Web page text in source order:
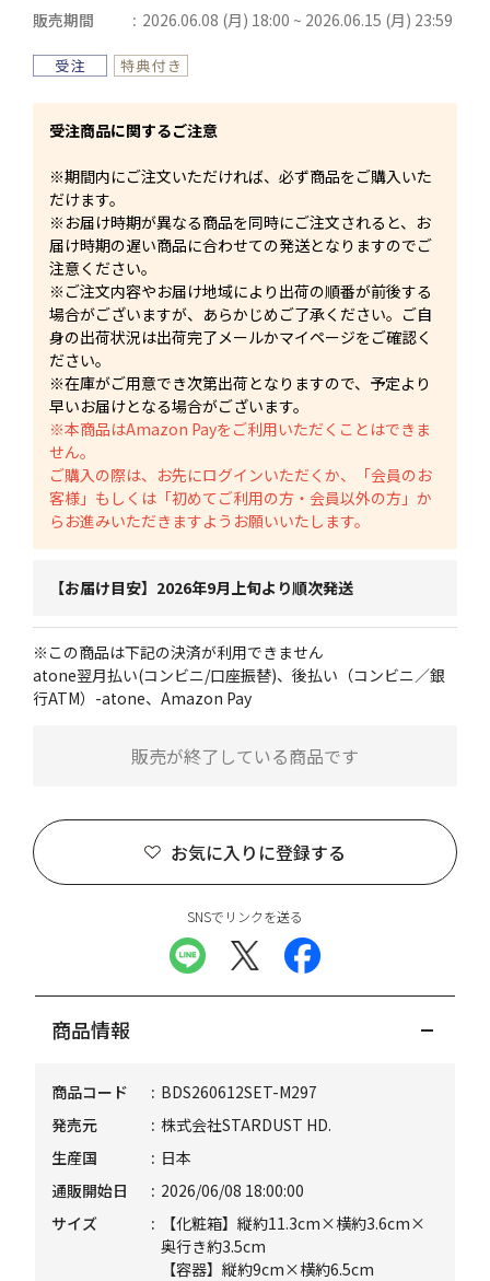
販売期間 2026.06.08 (月) 18:00 ~ 2026.06.15 (月) 23:59
受注商品に関するご注意
※期間内にご注文いただければ、必ず商品をご購入いた
だけます。
※お届け時期が異なる商品を同時にご注文されると、お
届け時期の遅い商品に合わせての発送となりますのでご
注意ください。
※ご注文内容やお届け地域により出荷の順番が前後する
場合がございますが、あらかじめご了承ください。ご自
身の出荷状況は出荷完了メールかマイページをご確認く
ださい。
※在庫がご用意でき次第出荷となりますので、予定より
早いお届けとなる場合がございます。
※本商品はAmazon Payをご利用いただくことはできま
せん。
ご購入の際は、お先にログインいただくか、「会員のお
客様」もしくは「初めてご利用の方・会員以外の方」か
らお進みいただきますようお願いいたします。
【お届け目安】2026年9月上旬より順次発送
※この商品は下記の決済が利用できません
atone翌月払い(コンビニ/口座振替)、後払い（コンビニ／銀
行ATM）-atone、Amazon Pay
お気に入りに登録する
販売が終了している商品です
SNSでリンクを送る
商品情報
商品コード
BDS260612SET-M297
発売元
株式会社STARDUST HD.
生産国
日本
通販開始日
2026/06/08 18:00:00
サイズ
【化粧箱】縦約11.3cm×横約3.6cm×
奥行き約3.5cm
【容器】縦約9cm×横約6.5cm